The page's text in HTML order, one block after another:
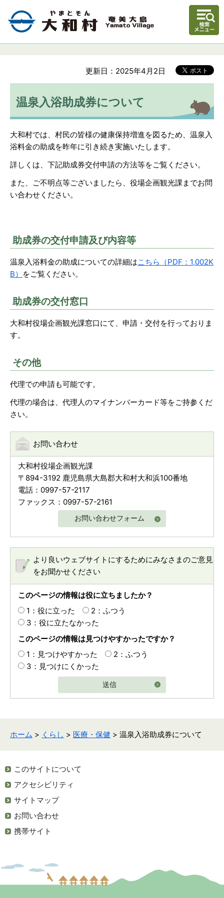
更新日：2025年4月2日
温泉入浴助成券について
大和村では、村民の皆様の健康保持増進を図るため、温泉入
浴料金の助成を昨年に引き続き実施いたします。
詳しくは、下記助成券交付申請の方法等をご覧ください。
また、ご不明点等ございましたら、役場企画観光課までお問
い合わせください。
助成券の交付申請及び内容等
温泉入浴料金の助成についての詳細はこちら（PDF：1,002K
B） をご覧ください。
助成券の交付窓口
大和村役場企画観光課窓口にて、申請・交付を行っておりま
す。
その他
代理での申請も可能です。
代理の場合は、代理人のマイナンバーカード等をご持参くだ
さい。
お問い合わせ
大和村役場企画観光課
〒894-3192 鹿児島県大島郡大和村大和浜100番地
電話：0997-57-2117
ファックス：0997-57-2161
お問い合わせフォーム
より良いウェブサイトにするためにみなさまのご意見
をお聞かせください
このページの情報は役に立ちましたか？
1：役に立った
2：ふつう
3：役に立たなかった
このページの情報は見つけやすかったですか？
1：見つけやすかった
2：ふつう
3：見つけにくかった
送信
ホーム > くらし > 医療・保健 > 温泉入浴助成券について
このサイトについて
アクセシビリティ
サイトマップ
お問い合わせ
携帯サイト